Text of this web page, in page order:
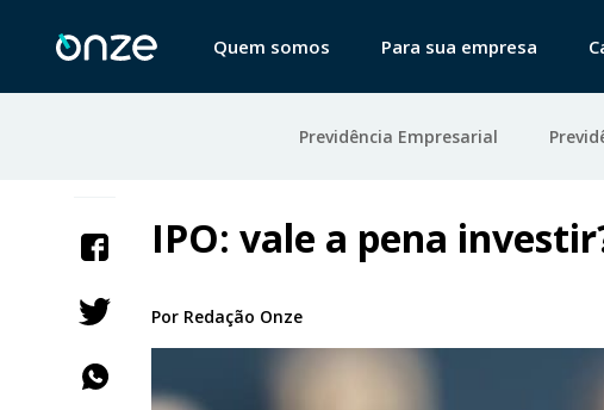
Quem somos Para sua empresa
Previdência Empresarial
IPO: vale a pena
Por Redação Onze